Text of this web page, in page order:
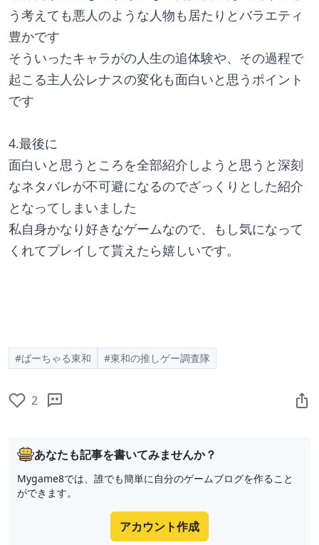
う考えても悪人のような人物も居たりとバラエティ
豊かです
そういったキャラがの人生の追体験や、その過程で
起こる主人公レナスの変化も面白いと思うポイント
です
4.最後に
面白いと思うところを全部紹介しようと思うと深刻
なネタバレが不可避になるのでざっくりとした紹介
となってしまいました
私自身かなり好きなゲームなので、もし気になって
くれてプレイして貰えたら嬉しいです。
#ばーちゃる東和 #東和の推しゲー調査隊
2
あなたも記事を書いてみませんか？
Mygame8では、誰でも簡単に自分のゲームブログを作ること
ができます。
アカウント作成